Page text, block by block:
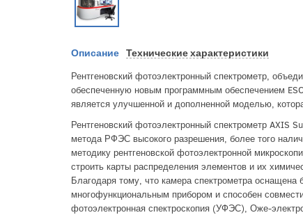
Описание Технические характеристики
Рентгеновский фотоэлектронный спектрометр,
обеспеченную новым программным обеспечением
является улучшенной и дополненной моделью,
Рентгеновский фотоэлектронный спектрометр AXIS
метода РФЭС высокого разрешения, более того
методику рентгеновской фотоэлектронной
строить карты распределения элементов и их
Благодаря тому, что камера спектрометра
многофункциональным прибором и способен
фотоэлектронная спектроскопия (УФЭС), Оже-